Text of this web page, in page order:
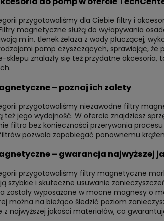
przygotowaliśmy dla Ciebie filtry i
magnetyczne służą do wyłapywania
m.in. tlenek żelaza z wody płuczącej,
pomp czyszczących, sprawiając, że
sklepu znalazły się też przydatne
– poznaj ich zalety
przygotowaliśmy niezawodne filtry
też jego wydajność. W ofercie znajdziesz
filtra bez konieczności przerywania
pozwala zapobiegać ponownemu
– gwarancja najwyższej
przygotowaliśmy filtry magnetyczne
szybkie i skuteczne usuwanie
zostały wyposażone w mocne magnesy o
można na bieżąco śledzić poziom
z najwyższej jakości materiałów, co